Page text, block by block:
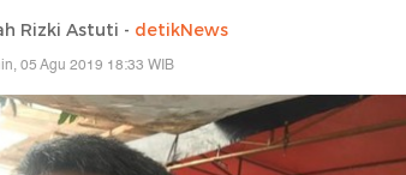
Rizki Astuti - detikNews
05 Agu 2019 18:33 WIB